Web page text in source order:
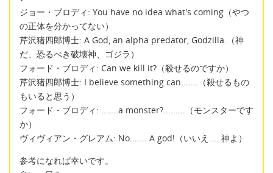
ジョー・ブロディ: You have no idea what's coming（やつ
の正体を分かってない）
芹沢猪四郎博士: A God, an alpha predator, Godzilla.（神
だ、恐るべき破壊神、ゴジラ）
フォード・ブロディ: Can we kill it?（殺せるのですか）
芹沢猪四郎博士: I believe something can.......（殺せるもの
もいると思う）
フォード・ブロディ: .......a monster?.........（モンスターです
か）
ヴィヴィアン・グレアム: No....... A god!（いいえ.....神よ）
参考になれば幸いです。